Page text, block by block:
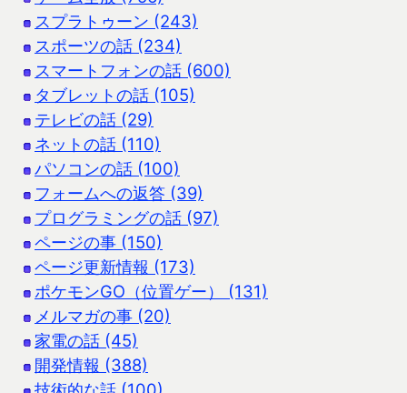
スプラトゥーン (243)
スポーツの話 (234)
スマートフォンの話 (600)
タブレットの話 (105)
テレビの話 (29)
ネットの話 (110)
パソコンの話 (100)
フォームへの返答 (39)
プログラミングの話 (97)
ページの事 (150)
ページ更新情報 (173)
ポケモンGO（位置ゲー） (131)
メルマガの事 (20)
家電の話 (45)
開発情報 (388)